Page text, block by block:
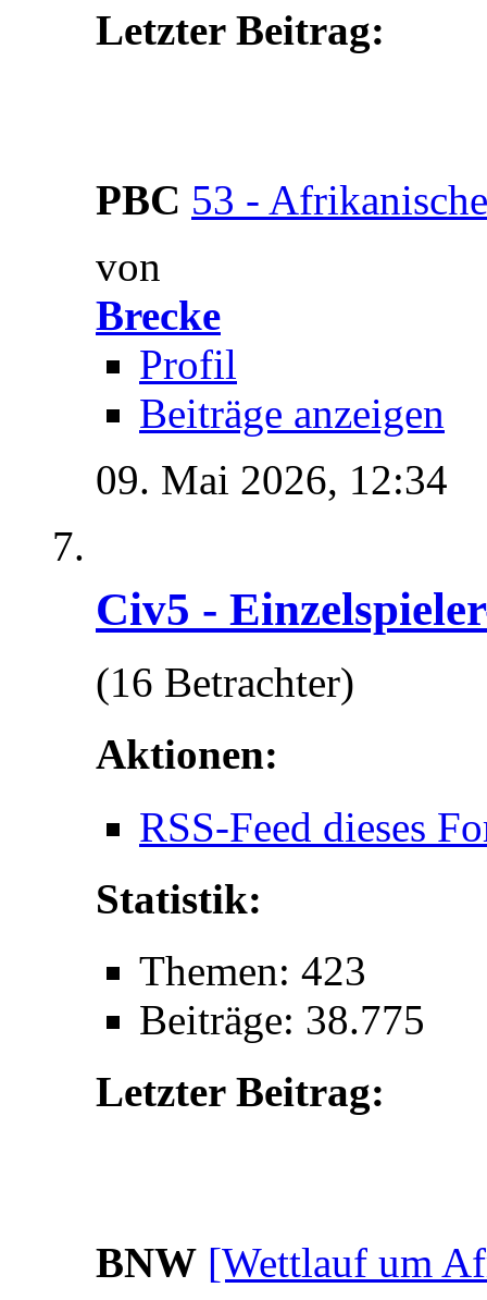
Letzter Beitrag:
PBC 53 -
von
Brecke
Profil
Beiträge anzeigen
09. Mai 2026, 12:34
Civ5 -
(16 Betrachter)
Aktionen:
RSS-Feed dieses
Statistik:
Themen: 423
Beiträge: 38.775
Letzter Beitrag:
BNW [Wettlauf um